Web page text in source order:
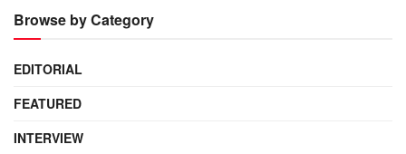
Browse by Category
EDITORIAL
FEATURED
INTERVIEW